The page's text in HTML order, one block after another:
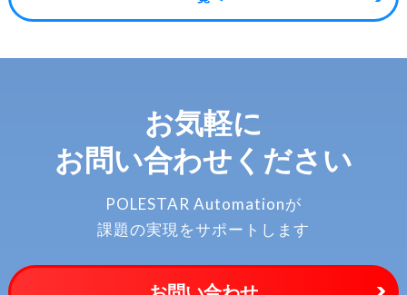
お気軽に
お問い合わせください
POLESTAR Automationが
課題の実現をサポートします